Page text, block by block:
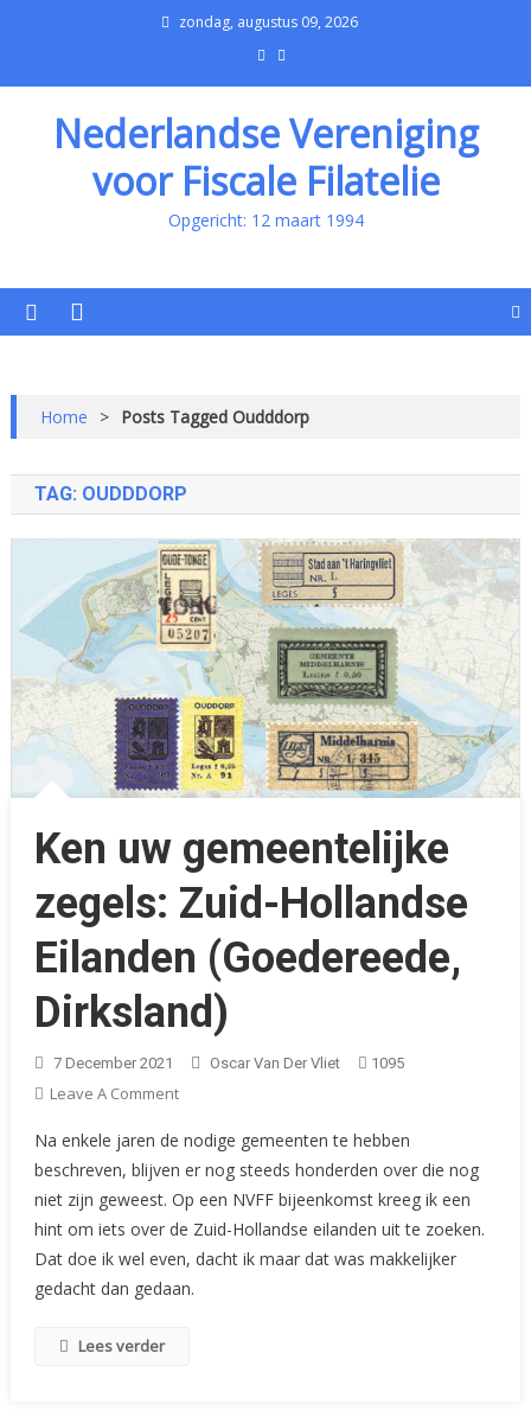
zondag, augustus 09, 2026
Nederlandse Vereniging
voor Fiscale Filatelie
Opgericht: 12 maart 1994
Home > Posts Tagged Oudddorp
TAG: OUDDDORP
Ken uw gemeentelijke
zegels: Zuid-Hollandse
Eilanden (Goedereede,
Dirksland)
7 December 2021 Oscar Van Der Vliet 1095
Leave A CommentOn
Uw
Gemeentelijke
Zegels:
Zuid-
Hollandse
Eilanden
Na enkele jaren de nodige gemeenten te hebben
beschreven, blijven er nog steeds honderden over die nog
niet zijn geweest. Op een NVFF bijeenkomst kreeg ik een
hint om iets over de Zuid-Hollandse eilanden uit te zoeken.
Dat doe ik wel even, dacht ik maar dat was makkelijker
gedacht dan gedaan.
Lees verder